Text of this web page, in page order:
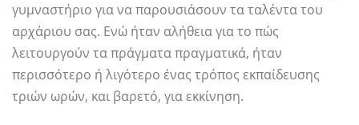
γυμναστήριο για να παρουσιάσουν τα ταλέντα του
αρχάριου σας. Ενώ ήταν αλήθεια για το πώς
λειτουργούν τα πράγματα πραγματικά, ήταν
περισσότερο ή λιγότερο ένας τρόπος εκπαίδευσης
τριών ωρών, και βαρετό, για εκκίνηση.